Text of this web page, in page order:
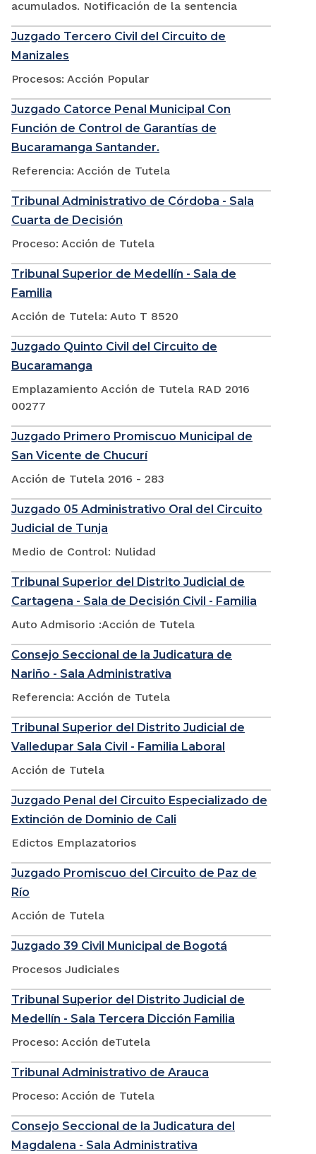
acumulados. Notificación de la sentencia
Juzgado Tercero Civil del Circuito de
Manizales
Procesos: Acción Popular
Juzgado Catorce Penal Municipal Con
Función de Control de Garantías de
Bucaramanga Santander.
Referencia: Acción de Tutela
Tribunal Administrativo de Córdoba - Sala
Cuarta de Decisión
Proceso: Acción de Tutela
Tribunal Superior de Medellín - Sala de
Familia
Acción de Tutela: Auto T 8520
Juzgado Quinto Civil del Circuito de
Bucaramanga
Emplazamiento Acción de Tutela RAD 2016
00277
Juzgado Primero Promiscuo Municipal de
San Vicente de Chucurí
Acción de Tutela 2016 - 283
Juzgado 05 Administrativo Oral del Circuito
Judicial de Tunja
Medio de Control: Nulidad
Tribunal Superior del Distrito Judicial de
Cartagena - Sala de Decisión Civil - Familia
Auto Admisorio :Acción de Tutela
Consejo Seccional de la Judicatura de
Nariño - Sala Administrativa
Referencia: Acción de Tutela
Tribunal Superior del Distrito Judicial de
Valledupar Sala Civil - Familia Laboral
Acción de Tutela
Juzgado Penal del Circuito Especializado de
Extinción de Dominio de Cali
Edictos Emplazatorios
Juzgado Promiscuo del Circuito de Paz de
Río
Acción de Tutela
Juzgado 39 Civil Municipal de Bogotá
Procesos Judiciales
Tribunal Superior del Distrito Judicial de
Medellín - Sala Tercera Dicción Familia
Proceso: Acción deTutela
Tribunal Administrativo de Arauca
Proceso: Acción de Tutela
Consejo Seccional de la Judicatura del
Magdalena - Sala Administrativa